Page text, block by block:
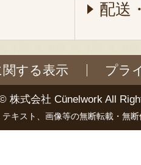
配送
する表示 プラ
株式会社 Cünelwork All
キスト、画像等の無断転載・無